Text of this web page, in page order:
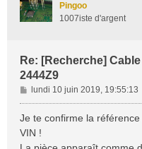
Pingoo
1007iste d'argent
Re: [Recherche]
2444Z9
M
e
s
s
lundi 10 juin 2019, 19:55:13
Je te confirme la
VIN !